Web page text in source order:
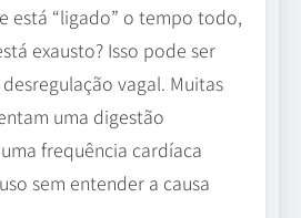
está “ligado” o tempo todo,
exausto? Isso pode ser
vagal. Muitas
uma digestão
frequência cardíaca
sem entender a causa